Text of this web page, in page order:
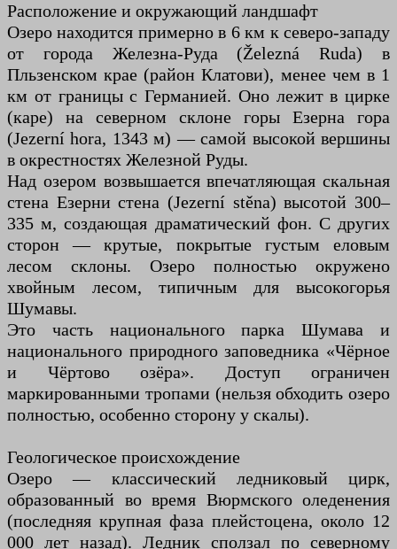
Расположение и окружающий ландшафт
Озеро находится примерно в 6 км к северо-западу
от города Железна-Руда (Železná Ruda) в
Пльзенском крае (район Клатови), менее чем в 1
км от границы с Германией. Оно лежит в цирке
(каре) на северном склоне горы Езерна гора
(Jezerní hora, 1343 м) — самой высокой вершины
в окрестностях Железной Руды.
Над озером возвышается впечатляющая скальная
стена Езерни стена (Jezerní stěna) высотой 300–
335 м, создающая драматический фон. С других
сторон — крутые, покрытые густым еловым
лесом склоны. Озеро полностью окружено
хвойным лесом, типичным для высокогорья
Шумавы.
Это часть национального парка Шумава и
национального природного заповедника «Чёрное
и Чёртово озёра». Доступ ограничен
маркированными тропами (нельзя обходить озеро
полностью, особенно сторону у скалы).
Геологическое происхождение
Озеро — классический ледниковый цирк,
образованный во время Вюрмского оледенения
(последняя крупная фаза плейстоцена, около 12
000 лет назад). Ледник сползал по северному